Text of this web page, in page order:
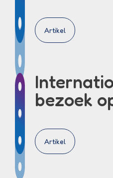
Artikel
bezoek
Artikel